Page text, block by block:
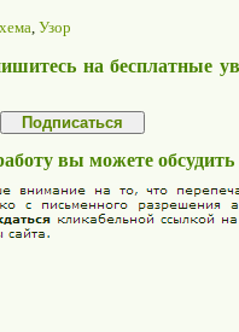
Узор
на бесплатные
вы можете